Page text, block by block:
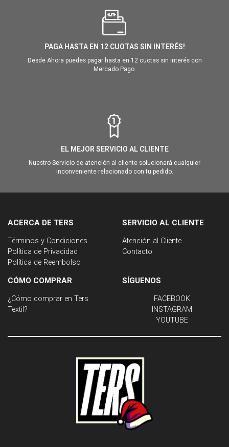
PAGA HASTA EN 12 CUOTAS SIN INTERÉS!
Desde Ahora puedes pagar hasta en 12 cuotas sin interés con
Mercado Pago.
EL MEJOR SERVICIO AL CLIENTE
Nuestro Servicio de atención al cliente solucionará cualquier
inconveniente relacionado con tu pedido.
ACERCA DE TERS
Términos y Condiciones
Política de Privacidad
Política de Reembolso
SERVICIO AL CLIENTE
Atención al Cliente
Contacto
CÓMO COMPRAR
¿Cómo comprar en Ters
Textil?
SÍGUENOS
FACEBOOK
INSTAGRAM
YOUTUBE